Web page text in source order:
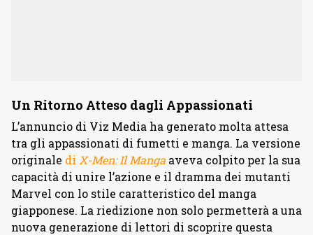
Un Ritorno Atteso dagli Appassionati
L’annuncio di Viz Media ha generato molta attesa
tra gli appassionati di fumetti e manga. La versione
originale di X-Men: Il Manga aveva colpito per la sua
capacità di unire l’azione e il dramma dei mutanti
Marvel con lo stile caratteristico del manga
giapponese. La riedizione non solo permetterà a una
nuova generazione di lettori di scoprire questa